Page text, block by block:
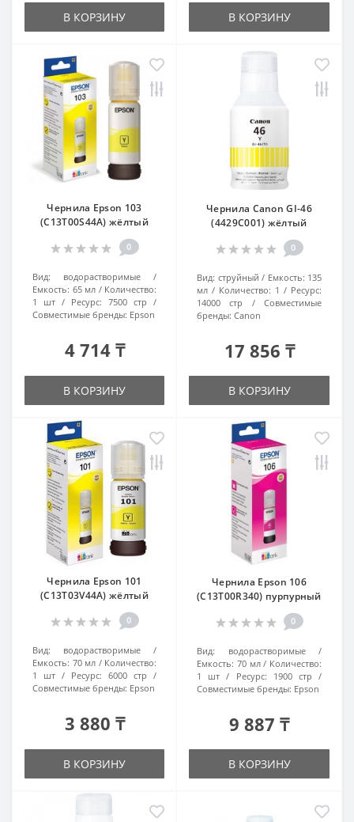
В КОРЗИНУ В КОРЗИНУ
Чернила Epson 103
(C13T00S44A) жёлтый
0
Вид:
водорастворимые
Емкость: 65 мл
Количество:
1 шт
Ресурс: 7500 стр
Совместимые бренды: Epson
4 714 ₸
В КОРЗИНУ
Чернила Canon GI-46
(4429C001) жёлтый
0
Вид: струйный Емкость: 135
мл
Количество: 1
Ресурс:
14000 стр
Совместимые
бренды: Canon
17 856 ₸
В КОРЗИНУ
Чернила Epson 101
(C13T03V44A) жёлтый
0
Вид:
водорастворимые
Емкость: 70 мл
Количество:
1 шт
Ресурс: 6000 стр
Совместимые бренды: Epson
3 880 ₸
В КОРЗИНУ
Чернила Epson 106
(C13T00R340) пурпурный
0
Вид:
водорастворимые
Емкость: 70 мл
Количество:
1 шт
Ресурс:
1900 стр
Совместимые бренды: Epson
9 887 ₸
В КОРЗИНУ